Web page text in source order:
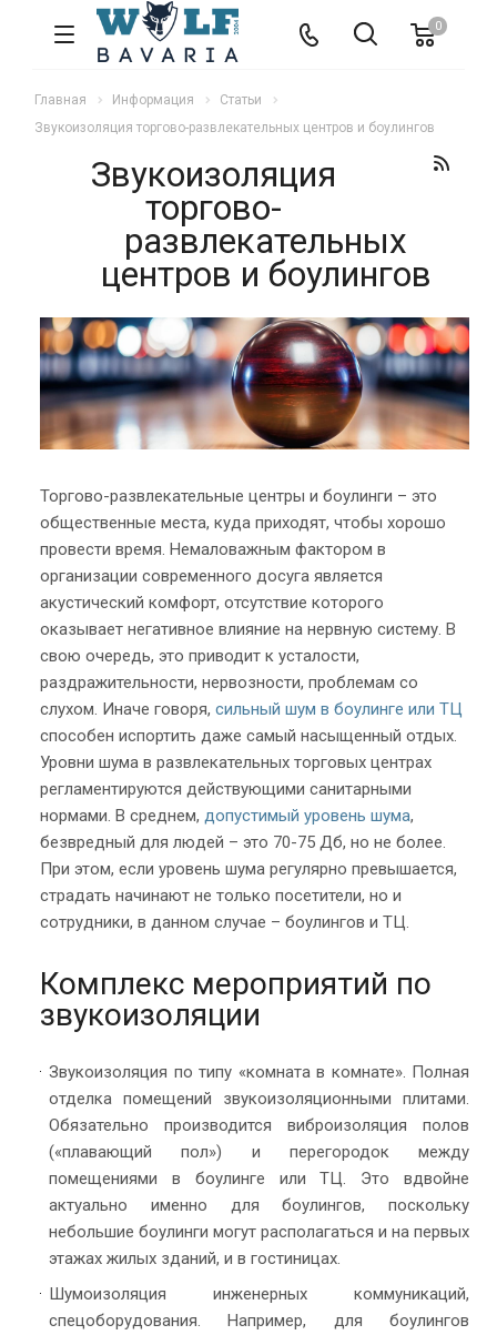
0
Главная Информация
Статьи
Звукоизоляция торгово-развлекательных центров и боулингов
Звукоизоляция
торгово-
развлекательных
центров и боулингов
Торгово-развлекательные центры и боулинги – это
общественные места, куда приходят, чтобы хорошо
провести время. Немаловажным фактором в
организации современного досуга является
акустический комфорт, отсутствие которого
оказывает негативное влияние на нервную систему. В
свою очередь, это приводит к усталости,
раздражительности, нервозности, проблемам со
слухом. Иначе говоря, сильный шум в боулинге или ТЦ
способен испортить даже самый насыщенный отдых.
Уровни шума в развлекательных торговых центрах
регламентируются действующими санитарными
нормами. В среднем, допустимый уровень шума,
безвредный для людей – это 70-75 Дб, но не более.
При этом, если уровень шума регулярно превышается,
страдать начинают не только посетители, но и
сотрудники, в данном случае – боулингов и ТЦ.
Комплекс мероприятий по
звукоизоляции
Звукоизоляция по типу «комната в комнате». Полная
отделка помещений звукоизоляционными плитами.
Обязательно производится виброизоляция полов
(«плавающий пол») и перегородок между
помещениями в боулинге или ТЦ. Это вдвойне
актуально именно для боулингов, поскольку
небольшие боулинги могут располагаться и на первых
этажах жилых зданий, и в гостиницах.
Шумоизоляция инженерных коммуникаций,
спецоборудования.
Например, для боулингов